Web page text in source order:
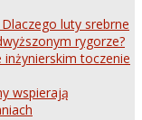
luty srebrne
rygorze?
inżynierskim toczenie
wspierają